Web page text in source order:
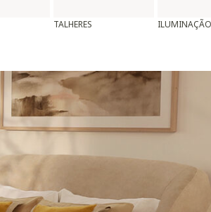
TALHERES ILUMINAÇÃO